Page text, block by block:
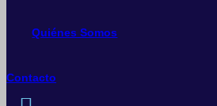
Quiénes Somos
Contacto